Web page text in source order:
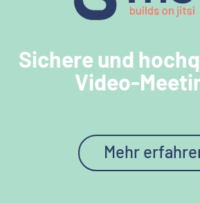
Sichere und
Video-
Mehr